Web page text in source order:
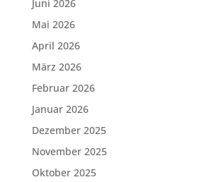
Juni 2026
Mai 2026
April 2026
März 2026
Februar 2026
Januar 2026
Dezember 2025
November 2025
Oktober 2025